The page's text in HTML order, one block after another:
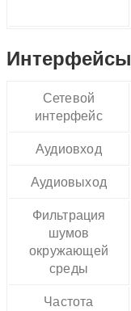
Интерфейсы
Сетевой
интерфейс
Аудиовход
Аудиовыход
Фильтрация
шумов
окружающей
среды
Частота